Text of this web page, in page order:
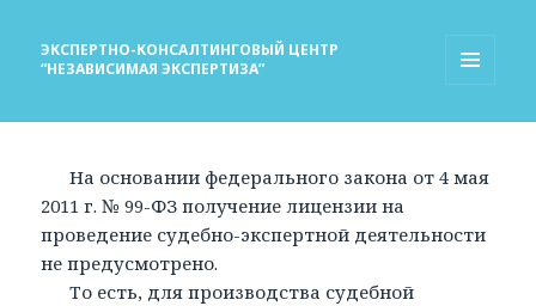
ЭКСПЕРТНО-КОНСАЛТИНГОВЫЙ ЦЕНТР
“НЕЗАВИСИМАЯ ЭКСПЕРТИЗА”
На основании федерального закона от 4 мая
2011 г. № 99-ФЗ получение лицензии на
проведение судебно-экспертной деятельности
не предусмотрено.
То есть, для производства судебной